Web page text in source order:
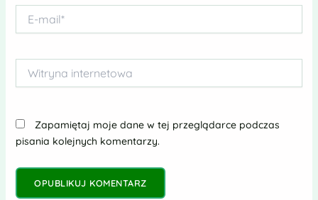
mail*
internetowa
Zapamiętaj moje dane w tej przeglądarce podczas
pisania kolejnych komentarzy.